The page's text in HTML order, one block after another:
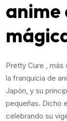
anime
Pretty Cure ,
la franquicia de
Japón, y su
pequeñas. Dicho
celebrando su